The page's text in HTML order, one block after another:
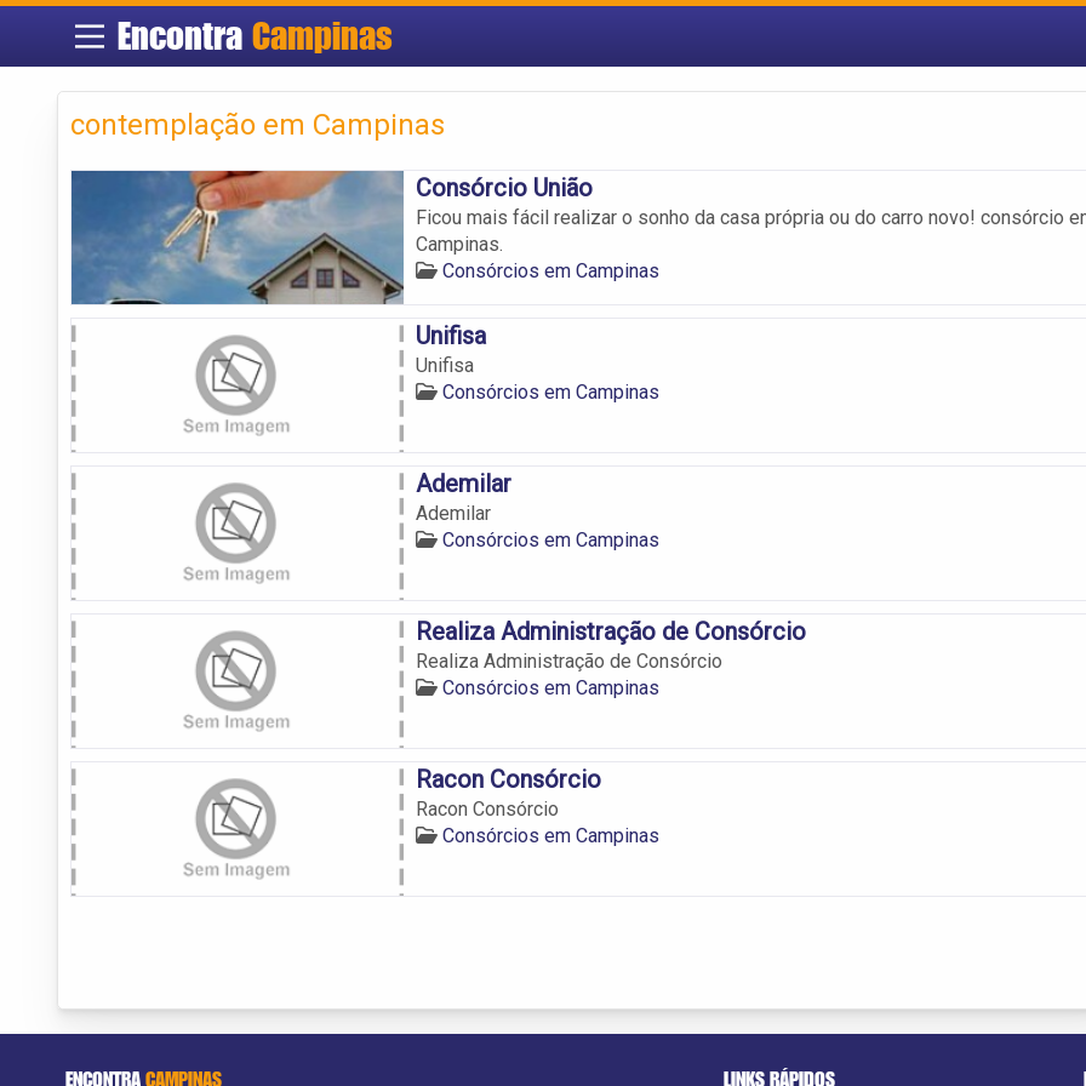
EncontraCampinas
contemplação em Campinas
Consórcio União
Ficou mais fácil realizar o sonho da casa própria ou do carro novo! consórcio
Campinas.
Consórcios em Campinas
Unifisa
Unifisa
Consórcios em Campinas
Ademilar
Ademilar
Consórcios em Campinas
Realiza Administração de Consórcio
Realiza Administração de Consórcio
Consórcios em Campinas
Racon Consórcio
Racon Consórcio
Consórcios em Campinas
ENCONTRACAMPINAS LINKS RÁPIDOS